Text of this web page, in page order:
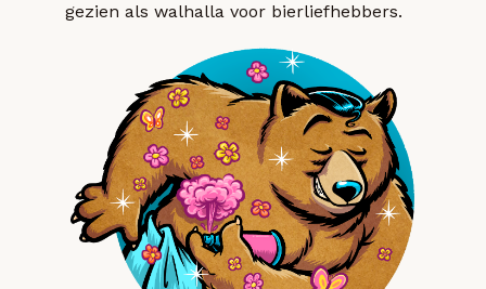
gezien als walhalla voor bierliefhebbers.